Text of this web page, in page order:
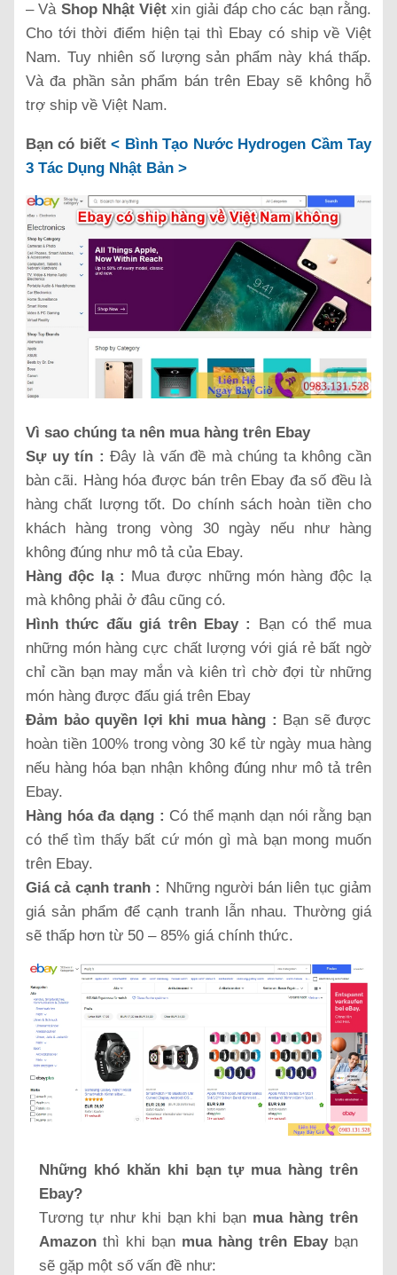
– Và Shop Nhật Việt xin giải đáp cho các bạn rằng.
Cho tới thời điểm hiện tại thì Ebay có ship về Việt
Nam. Tuy nhiên số lượng sản phẩm này khá thấp.
Và đa phần sản phẩm bán trên Ebay sẽ không hỗ
trợ ship về Việt Nam.
Bạn có biết< Bình Tạo Nước Hydrogen Cầm Tay
3 Tác Dụng Nhật Bản >
Vì sao chúng ta nên mua hàng trên Ebay
Sự uy tín :Đây là vấn đề mà chúng ta không cần
bàn cãi. Hàng hóa được bán trên Ebay đa số đều là
hàng chất lượng tốt. Do chính sách hoàn tiền cho
khách hàng trong vòng 30 ngày nếu như hàng
không đúng như mô tả của Ebay.
Hàng độc lạ : Mua được những món hàng độc lạ
mà không phải ở đâu cũng có.
Hình thức đấu giá trên Ebay : Bạn có thể mua
những món hàng cực chất lượng với giá rẻ bất ngờ
chỉ cần bạn may mắn và kiên trì chờ đợi từ những
món hàng được đấu giá trên Ebay
Đảm bảo quyền lợi khi mua hàng : Bạn sẽ được
hoàn tiền 100% trong vòng 30 kể từ ngày mua hàng
nếu hàng hóa bạn nhận không đúng như mô tả trên
Ebay.
Hàng hóa đa dạng : Có thể mạnh dạn nói rằng bạn
có thể tìm thấy bất cứ món gì mà bạn mong muốn
trên Ebay.
Giá cả cạnh tranh : Những người bán liên tục giảm
giá sản phẩm để cạnh tranh lẫn nhau. Thường giá
sẽ thấp hơn từ 50 – 85% giá chính thức.
Những khó khăn khi bạn tự mua hàng trên
Ebay?
Tương tự như khi bạn khi bạn mua hàng trên
Amazon thì khi bạn mua hàng trên Ebaybạn
sẽ gặp một số vấn đề như: